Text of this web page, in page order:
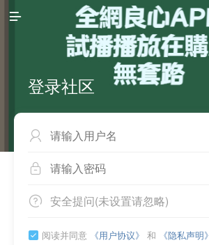

登录社区


 安全提问(未设置请忽略)
 阅读并同意 《用户协议》 和 《隐私声明》